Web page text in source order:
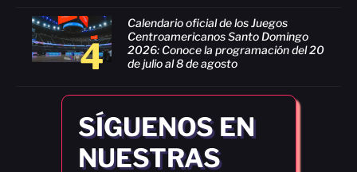
4
Calendario oficial de los Juegos
Centroamericanos Santo Domingo
2026: Conoce la programación del 20
de julio al 8 de agosto
SÍGUENOS EN
NUESTRAS